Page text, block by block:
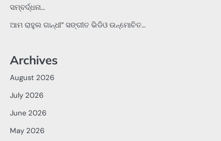
ସମ୍ବର୍ଦ୍ଧନା…
ଆମ ରାହୁଲ ଗାନ୍ଧୀ” ସଙ୍ଗୀତ ଭିଡିଓ ଉନ୍ମୋଚିତ…
Archives
August 2026
July 2026
June 2026
May 2026